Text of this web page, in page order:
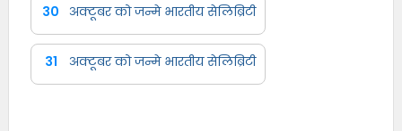
30 अक्टूबर को जन्मे भारतीय सेलिब्रिटी
31 अक्टूबर को जन्मे भारतीय सेलिब्रिटी